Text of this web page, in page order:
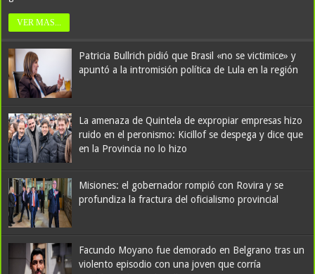
Julián Alvarez ya se «entrena» bajo la disciplina de Atlético de Madrid
pese a su deseo de irse a Barcelona
Con apenas 16 años, la rusa Kristina Liutova hizo historia: ganó su
primer torneo WTA en su debut y conquistó Memphis desde la qualy
VER MAS...
Patricia Bullrich pidió que Brasil «no se victimice» y
apuntó a la intromisión política de Lula en la región
La amenaza de Quintela de expropiar empresas hizo
ruido en el peronismo: Kicillof se despega y dice que
en la Provincia no lo hizo
Misiones: el gobernador rompió con Rovira y se
profundiza la fractura del oficialismo provincial
Facundo Moyano fue demorado en Belgrano tras un
violento episodio con una joven que corría